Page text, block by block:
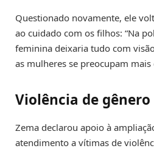
Questionado novamente, ele
ao cuidado com os filhos: “Na
feminina deixaria tudo com
as mulheres se preocupam mais
Violência de
Zema declarou apoio à
atendimento a vítimas de